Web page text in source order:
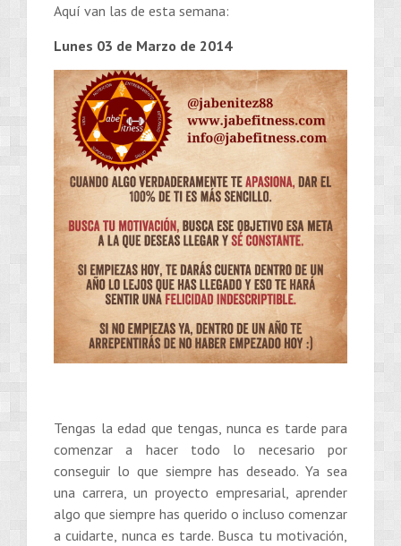
Aquí van las de esta semana:
Lunes 03 de Marzo de 2014
Tengas la edad que tengas, nunca es tarde para
comenzar a hacer todo lo necesario por
conseguir lo que siempre has deseado. Ya sea
una carrera, un proyecto empresarial, aprender
algo que siempre has querido o incluso comenzar
a cuidarte, nunca es tarde. Busca tu motivación,